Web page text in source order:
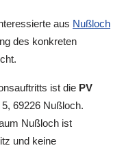
aus Nußloch
des konkreten
ist die PV
69226 Nußloch.
Nußloch ist
und keine